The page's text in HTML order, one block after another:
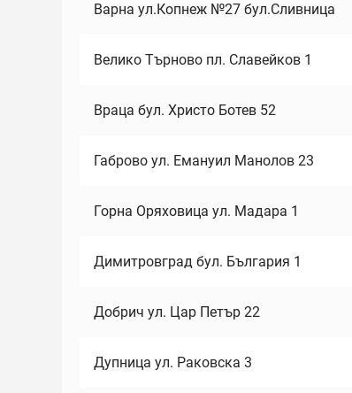
Варна ул.Копнеж №27 бул.Сливница
Велико Търново пл. Славейков 1
Враца бул. Христо Ботев 52
Габрово ул. Емануил Манолов 23
Горна Оряховица ул. Мадара 1
Димитровград бул. България 1
Добрич ул. Цар Петър 22
Дупница ул. Раковска 3